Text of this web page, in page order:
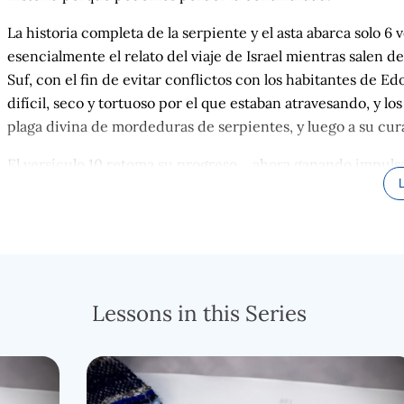
La historia completa de la serpiente y el asta abarca solo
esencialmente el relato del viaje de Israel mientras salen
Suf, con el fin de evitar conflictos con los habitantes de
difícil, seco y tortuoso por el que estaban atravesando, y
plaga divina de mordeduras de serpientes, y luego a su
El versículo 10 retoma su progreso… ahora ganando
sido fácil para esos refugiados olvidar que el objetivo
matrimonio, divorcio, muerte, enfermedad, lesiones y
caimanes, es fácil olvidar que la idea original era drenar el
A estas alturas, se había producido una renovación casi
Lessons in this Series